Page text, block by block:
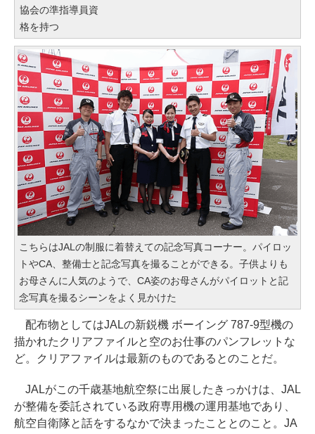
協会の準指導員資
格を持つ
こちらはJALの制服に着替えての記念写真コーナー。パイロッ
トやCA、整備士と記念写真を撮ることができる。子供よりも
お母さんに人気のようで、CA姿のお母さんがパイロットと記
念写真を撮るシーンをよく見かけた
配布物としてはJALの新鋭機 ボーイング 787-9型機の
描かれたクリアファイルと空のお仕事のパンフレットな
ど。クリアファイルは最新のものであるとのことだ。
JALがこの千歳基地航空祭に出展したきっかけは、JAL
が整備を委託されている政府専用機の運用基地であり、
航空自衛隊と話をするなかで決まったこととのこと。JA